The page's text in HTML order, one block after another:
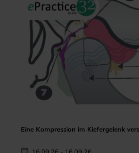
Eine Kompression im Kiefergelenk
16.09.26 - 16.09.26